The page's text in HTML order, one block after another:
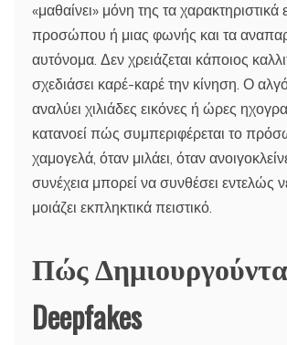
«μαθαίνει» μόνη της τα χαρακτηριστικά
προσώπου ή μιας φωνής και τα
αυτόνομα. Δεν χρειάζεται κάποιος
σχεδιάσει καρέ-καρέ την κίνηση. Ο
αναλύει χιλιάδες εικόνες ή ώρες
κατανοεί πώς συμπεριφέρεται το
χαμογελά, όταν μιλάει, όταν
συνέχεια μπορεί να συνθέσει εντελώς
μοιάζει εκπληκτικά πειστικό.
Πώς
Deepfakes